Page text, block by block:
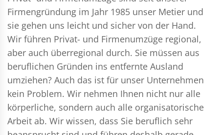
Firmengründung im Jahr 1985 unser Metier und
sie gehen uns leicht und sicher von der Hand.
Wir führen Privat- und Firmenumzüge regional,
aber auch überregional durch. Sie müssen aus
beruflichen Gründen ins entfernte Ausland
umziehen? Auch das ist für unser Unternehmen
kein Problem. Wir nehmen Ihnen nicht nur alle
körperliche, sondern auch alle organisatorische
Arbeit ab. Wir wissen, dass Sie beruflich sehr